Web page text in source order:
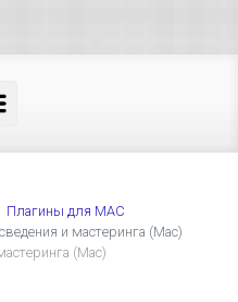
Плагины для MAC
и мастеринга (Mac)
(Mac)